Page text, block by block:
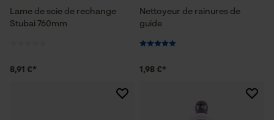
Lame de scie de rechange
Stubai 760mm
8,91 €*
Nettoyeur de rainures de
guide
1,98 €*